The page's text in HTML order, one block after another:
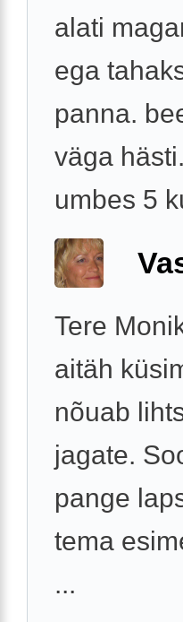
alati
ega
panna.
väga
umbes 5
Tere
aitäh
nõuab
jagate.
pange
tema
...